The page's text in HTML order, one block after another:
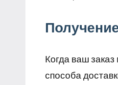
Когда ваш
способа